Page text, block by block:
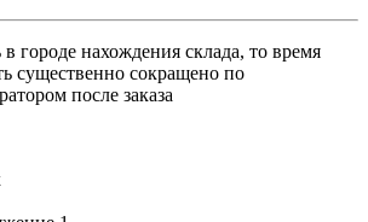
городе нахождения склада, то время
существенно сокращено по
после заказа